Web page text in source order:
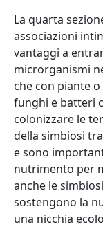
La quarta
associazioni
vantaggi a
microrganismi
che con piante
funghi e batteri
colonizzare le
della simbiosi
e sono
nutrimento per
anche le
sostengono la
una nicchia